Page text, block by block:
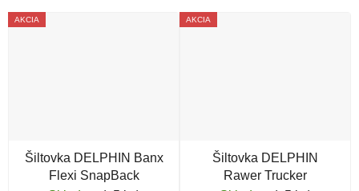
AKCIA
Šiltovka DELPHIN Banx
Flexi SnapBack
AKCIA
Šiltovka DELPHIN
Rawer Trucker